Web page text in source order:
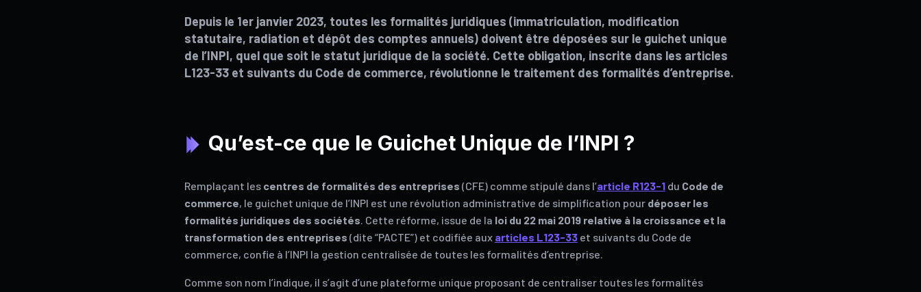
Depuis le 1er janvier 2023, toutes les formalités juridiques (immatriculation, modification
statutaire, radiation et dépôt des comptes annuels) doivent être déposées sur le guichet unique
de l’INPI, quel que soit le statut juridique de la société. Cette obligation, inscrite dans les articles
L123-33 et suivants du Code de commerce, révolutionne le traitement des formalités d’entreprise.
Qu’est-ce que le Guichet Unique de l’INPI ?
Remplaçant les centres de formalités des entreprises (CFE) comme stipulé dans l’article R123-1du Code de
commerce, le guichet unique de l’INPI est une révolution administrative de simplification pour déposer les
formalités juridiques des sociétés. Cette réforme, issue de la loi du 22 mai 2019 relative à la croissance et la
transformation des entreprises (dite “PACTE”) et codifiée aux articles L123-33et suivants du Code de
commerce, confie à l’INPI la gestion centralisée de toutes les formalités d’entreprise.
Comme son nom l’indique, il s’agit d’une plateforme unique proposant de centraliser toutes les formalités